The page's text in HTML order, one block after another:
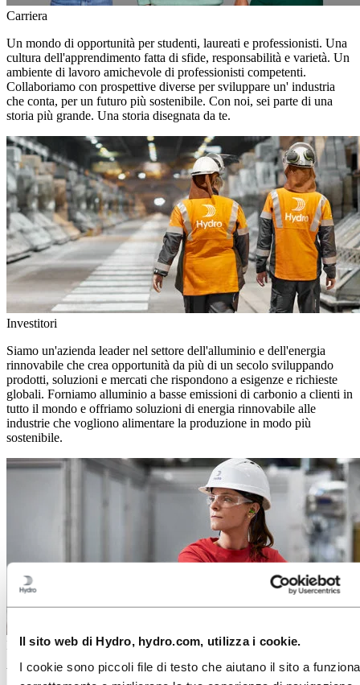
Il sito web di Hydro, hydro.com, utilizza i cookie.
I cookie sono piccoli file di testo che aiutano il sito a
Carriera
Un mondo di opportunità per studenti, laureati e professionisti. Una
cultura dell'apprendimento fatta di sfide, responsabilità e varietà. Un
ambiente di lavoro amichevole di professionisti competenti.
Collaboriamo con prospettive diverse per sviluppare un' industria
che conta, per un futuro più sostenibile. Con noi, sei parte di una
storia più grande. Una storia disegnata da te.
Investitori
Siamo un'azienda leader nel settore dell'alluminio e dell'energia
rinnovabile che crea opportunità da più di un secolo sviluppando
prodotti, soluzioni e mercati che rispondono a esigenze e richieste
globali. Forniamo alluminio a basse emissioni di carbonio a clienti in
tutto il mondo e offriamo soluzioni di energia rinnovabile alle
industrie che vogliono alimentare la produzione in modo più
sostenibile.
Media
Working on a story about aluminium? Press releases, photos, stories,